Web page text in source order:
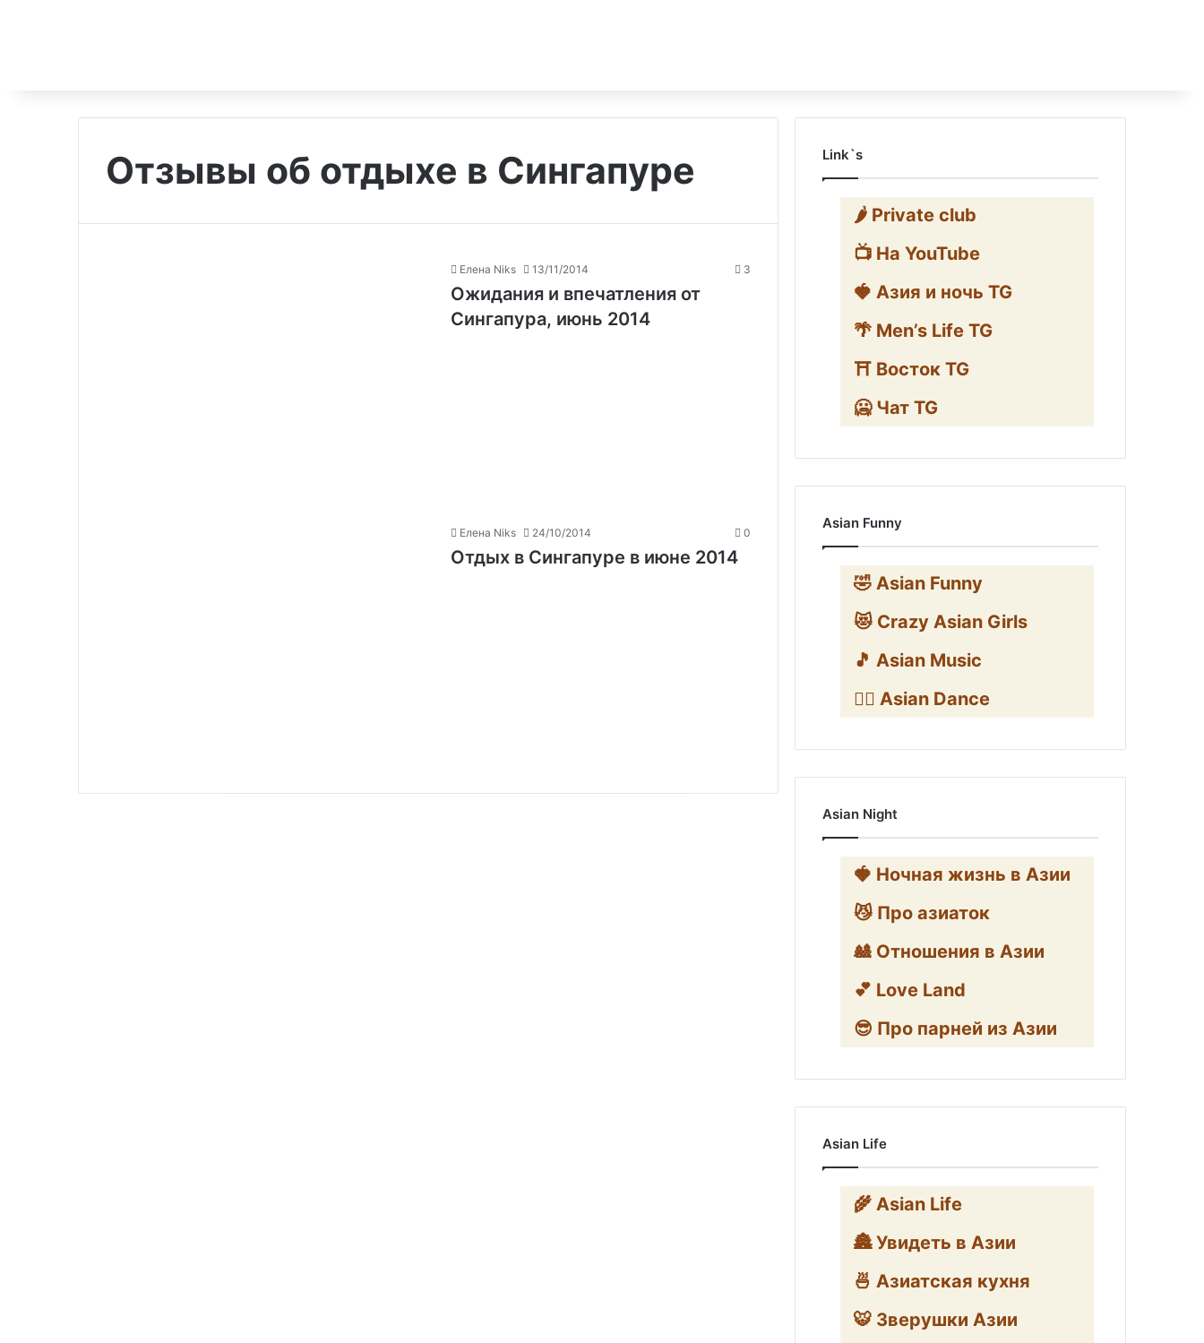
Отзывы об отдыхе в Сингапуре
Елена Niks 13/11/2014 3
Ожидания и впечатления от
Сингапура, июнь 2014
Елена Niks 24/10/2014 0
Отдых в Сингапуре в июне 2014
Link`s
🌶️ Private club
📺 На YouTube
🍓 Азия и ночь TG
🌴 Men’s Life TG
⛩️ Восток TG
🥶 Чат TG
Asian Funny
🤣 Asian Funny
😻 Crazy Asian Girls
🎵 Asian Music
👯‍♀️ Asian Dance
Asian Night
🍓 Ночная жизнь в Азии
😼 Про азиаток
🎎 Отношения в Азии
💕 Love Land
😎 Про парней из Азии
Asian Life
🌾 Asian Life
🏯 Увидеть в Азии
🍜 Азиатская кухня
🐯 Зверушки Азии